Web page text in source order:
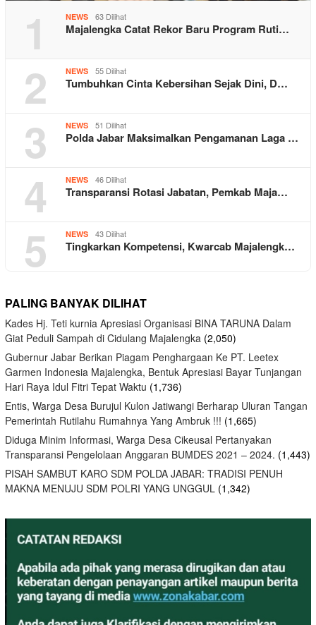
1 NEWS 63 Dilihat
Majalengka Catat Rekor Baru Program Ruti…
2 NEWS 55 Dilihat
Tumbuhkan Cinta Kebersihan Sejak Dini, D…
3 NEWS 51 Dilihat
Polda Jabar Maksimalkan Pengamanan Laga …
4 NEWS 46 Dilihat
Transparansi Rotasi Jabatan, Pemkab Maja…
5 NEWS 43 Dilihat
Tingkarkan Kompetensi, Kwarcab Majalengk…
PALING BANYAK DILIHAT
Kades Hj. Teti kurnia Apresiasi Organisasi BINA TARUNA Dalam
Giat Peduli Sampah di Cidulang Majalengka (2,050)
Gubernur Jabar Berikan Piagam Penghargaan Ke PT. Leetex
Garmen Indonesia Majalengka, Bentuk Apresiasi Bayar Tunjangan
Hari Raya Idul Fitri Tepat Waktu (1,736)
Entis, Warga Desa Burujul Kulon Jatiwangi Berharap Uluran Tangan
Pemerintah Rutilahu Rumahnya Yang Ambruk !!! (1,665)
Diduga Minim Informasi, Warga Desa Cikeusal Pertanyakan
Transparansi Pengelolaan Anggaran BUMDES 2021 – 2024. (1,443)
PISAH SAMBUT KARO SDM POLDA JABAR: TRADISI PENUH
MAKNA MENUJU SDM POLRI YANG UNGGUL (1,342)